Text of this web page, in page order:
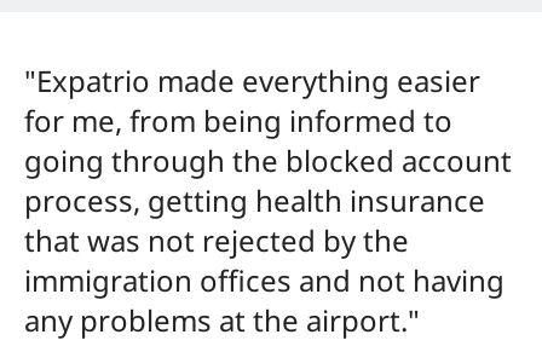
"Expatrio made everything easier
for me, from being informed to
going through the blocked account
process, getting health insurance
that was not rejected by the
immigration offices and not having
any problems at the airport."